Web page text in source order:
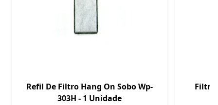
Refil De Filtro Hang On Sobo Wp-
303H - 1 Unidade
Filtro